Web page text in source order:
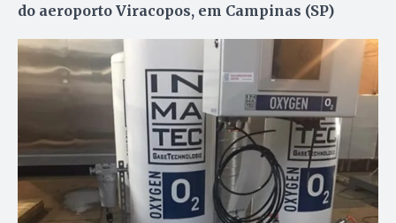
do aeroporto Viracopos, em Campinas (SP)